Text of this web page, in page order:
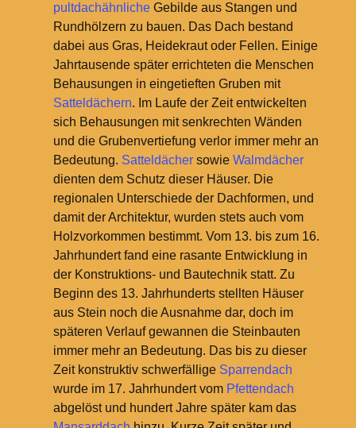
pultdachähnlicheGebilde aus Stangen und
Rundhölzern zu bauen. Das Dach bestand
dabei aus Gras, Heidekraut oder Fellen. Einige
Jahrtausende später errichteten die Menschen
Behausungen in eingetieften Gruben mit
Satteldächern. Im Laufe der Zeit entwickelten
sich Behausungen mit senkrechten Wänden
und die Grubenvertiefung verlor immer mehr an
Bedeutung. Satteldächersowie Walmdächer
dienten dem Schutz dieser Häuser. Die
regionalen Unterschiede der Dachformen, und
damit der Architektur, wurden stets auch vom
Holzvorkommen bestimmt. Vom 13. bis zum 16.
Jahrhundert fand eine rasante Entwicklung in
der Konstruktions- und Bautechnik statt. Zu
Beginn des 13. Jahrhunderts stellten Häuser
aus Stein noch die Ausnahme dar, doch im
späteren Verlauf gewannen die Steinbauten
immer mehr an Bedeutung. Das bis zu dieser
Zeit konstruktiv schwerfällige Sparrendach
wurde im 17. Jahrhundert vom Pfettendach
abgelöst und hundert Jahre später kam das